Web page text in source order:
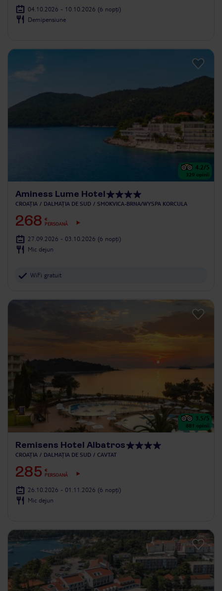
04.10.2026 - 10.10.2026 (6 nopți)
Demipensiune
4.2/5
329 opinii
Aminess Lume Hotel
CROAȚIA DALMAȚIA DE SUD SMOKVICA-BRNA/WYSPA KORCULA
268 €
PERSOANĂ
27.09.2026 - 03.10.2026 (6 nopți)
Mic dejun
WiFi gratuit
3.5/5
881 opinii
Remisens Hotel Albatros
CROAȚIA DALMAȚIA DE SUD CAVTAT
285 €
PERSOANĂ
26.10.2026 - 01.11.2026 (6 nopți)
Mic dejun